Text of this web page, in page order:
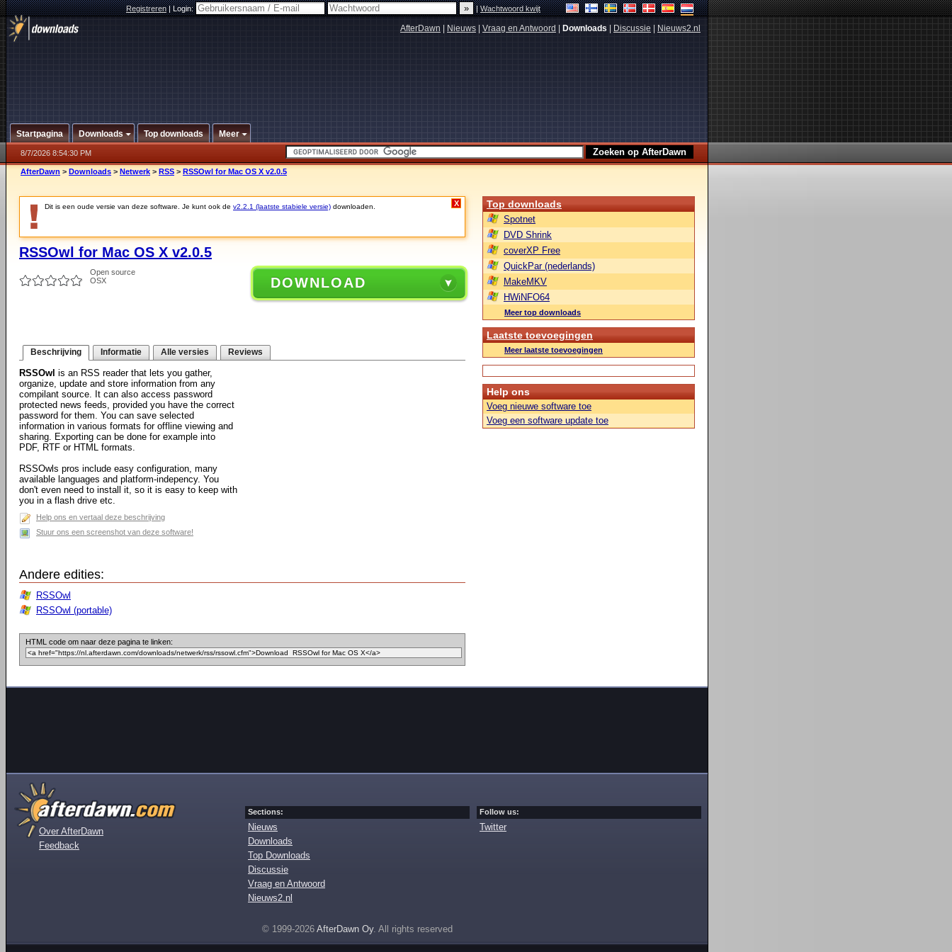
Registreren|Login: |Wachtwoord kwijt
AfterDawn Nieuws Vraag en Antwoord Downloads Discussie Nieuws2.nl
Startpagina Downloads Top downloads Meer
8/7/2026 8:54:30 PM
AfterDawn > Downloads > Netwerk > RSS > RSSOwl for Mac OS X v2.0.5
Dit is een oude versie van deze software. Je kunt ook de v2.2.1 (laatste stabiele versie) downloaden. X
RSSOwl for Mac OS X v2.0.5
Open source
OSX
DOWNLOAD
Beschrijving Informatie Alle versies Reviews
RSSOwl is an RSS reader that lets you gather,
organize, update and store information from any
compilant source. It can also access password
protected news feeds, provided you have the correct
password for them. You can save selected
information in various formats for offline viewing and
sharing. Exporting can be done for example into
PDF, RTF or HTML formats.
RSSOwls pros include easy configuration, many
available languages and platform-indepency. You
don't even need to install it, so it is easy to keep with
you in a flash drive etc.
Help ons en vertaal deze beschrijving
Stuur ons een screenshot van deze software!
Andere edities:
RSSOwl
RSSOwl (portable)
HTML code om naar deze pagina te linken:
Top downloads
Spotnet
DVD Shrink
coverXP Free
QuickPar (nederlands)
MakeMKV
HWiNFO64
Meer top downloads
Laatste toevoegingen
Meer laatste toevoegingen
Help ons
Voeg nieuwe software toe
Voeg een software update toe
Over AfterDawn
Feedback
Sections:
Nieuws
Downloads
Top Downloads
Discussie
Vraag en Antwoord
Nieuws2.nl
Follow us:
Twitter
© 1999-2026 AfterDawn Oy. All rights reserved